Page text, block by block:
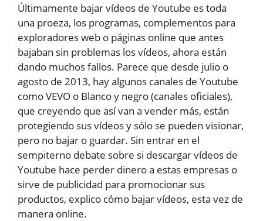
Últimamente bajar vídeos de Youtube es toda
una proeza, los programas, complementos para
exploradores web o páginas online que antes
bajaban sin problemas los vídeos, ahora están
dando muchos fallos. Parece que desde julio o
agosto de 2013, hay algunos canales de Youtube
como VEVO o Blanco y negro (canales oficiales),
que creyendo que así van a vender más, están
protegiendo sus vídeos y sólo se pueden visionar,
pero no bajar o guardar. Sin entrar en el
sempiterno debate sobre si descargar vídeos de
Youtube hace perder dinero a estas empresas o
sirve de publicidad para promocionar sus
productos, explico cómo bajar vídeos, esta vez de
manera online.